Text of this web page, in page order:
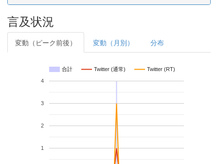
言及状況
変動（ピーク前後） 変動（月別） 分布
合計 Twitter (通常) Twitter (RT)
1
2
3
4